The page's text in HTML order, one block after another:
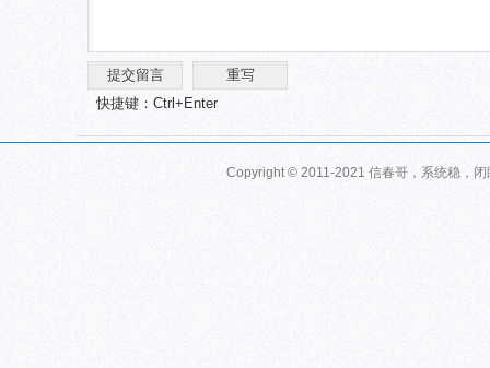
快捷键：Ctrl+Enter
Copyright © 2011-2021 信春哥，系统稳，